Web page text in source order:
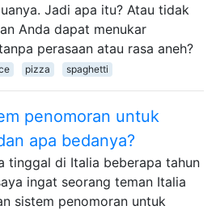
Jadi apa itu? Atau tidak
Anda dapat menukar
perasaan atau rasa aneh?
pizza spaghetti
penomoran untuk
apa bedanya?
tinggal di Italia beberapa tahun
ingat seorang teman Italia
sistem penomoran untuk